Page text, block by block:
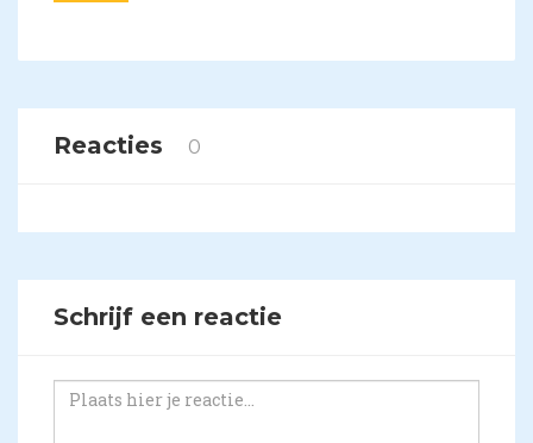
Reacties 0
Schrijf een reactie